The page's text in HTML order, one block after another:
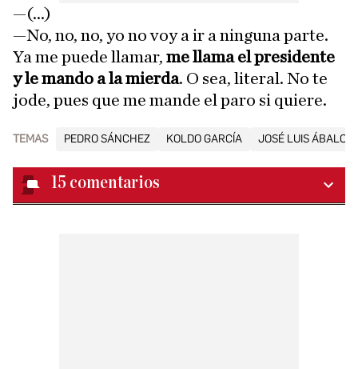
—(...)
—No, no, no, yo no voy a ir a ninguna parte.
Ya me puede llamar, me llama el presidente
y le mando a la mierda. O sea, literal. No te
jode, pues que me mande el paro si quiere.
TEMAS PEDRO SÁNCHEZ KOLDO GARCÍA JOSÉ LUIS ÁBALOS
15 comentarios